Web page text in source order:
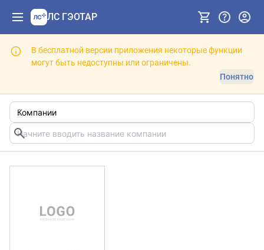
ЛС ГЭОТАР
В бесплатной версии приложения некоторые функции
могут быть недоступны или ограничены.
Понятно